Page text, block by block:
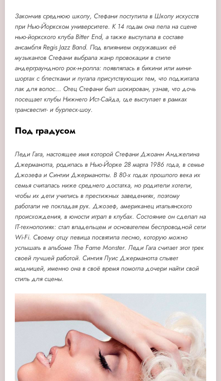
Закончив среднюю школу, Стефани поступила в Школу искусств
при Нью-Йоркском университете. К 14 годам она пела на сцене
нью-йоркского клуба Bitter End, а также выступала в составе
ансамбля Regis Jazz Band. Под влиянием окружавших её
музыкантов Стефани выбрала жанр провокации в стиле
андерграундного рок-н-ролла: появлялась в бикини или мини-
шортах с блестками и пугала присутствующих тем, что поджигала
лак для волос... Отец Стефани был шокирован, узнав, что дочь
посещает клубы Нижнего Ист-Сайда, где выступает в рамках
трансвестит- и бурлеск-шоу.
Под градусом
Леди Гага, настоящее имя которой Стефани Джоанн Анджелина
Джерманотта, родилась в Нью-Йорке 28 марта 1986 года, в семье
Джозефа и Синтии Джерманотты. В 80-х годах прошлого века их
семья считалась ниже среднего достатка, но родители хотели,
чтобы их дети учились в престижных заведениях, поэтому
работали не покладая рук. Джозеф, американец итальянского
происхождения, в юности играл в клубах. Состояние он сделал на
IT-технологиях: стал владельцем и основателем беспроводной сети
Wi-Fi. Своему отцу певица посвятила песню, которую можно
услышать в альбоме The Fame Monster. Леди Гага считает этот трек
своей лучшей работой. Синтия Луис Джерманотта слывет
модницей, именно она в своё время помогла дочери найти свой
стиль для сцены.